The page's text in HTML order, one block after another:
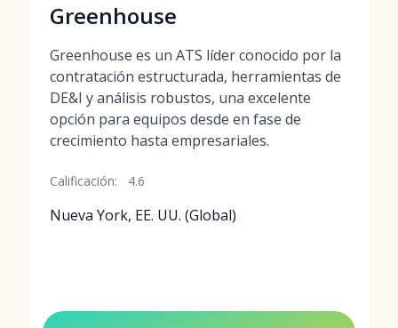
Greenhouse
Greenhouse es un ATS líder conocido por la
contratación estructurada, herramientas de
DE&I y análisis robustos, una excelente
opción para equipos desde en fase de
crecimiento hasta empresariales.
Calificación: 4.6
Nueva York, EE. UU. (Global)